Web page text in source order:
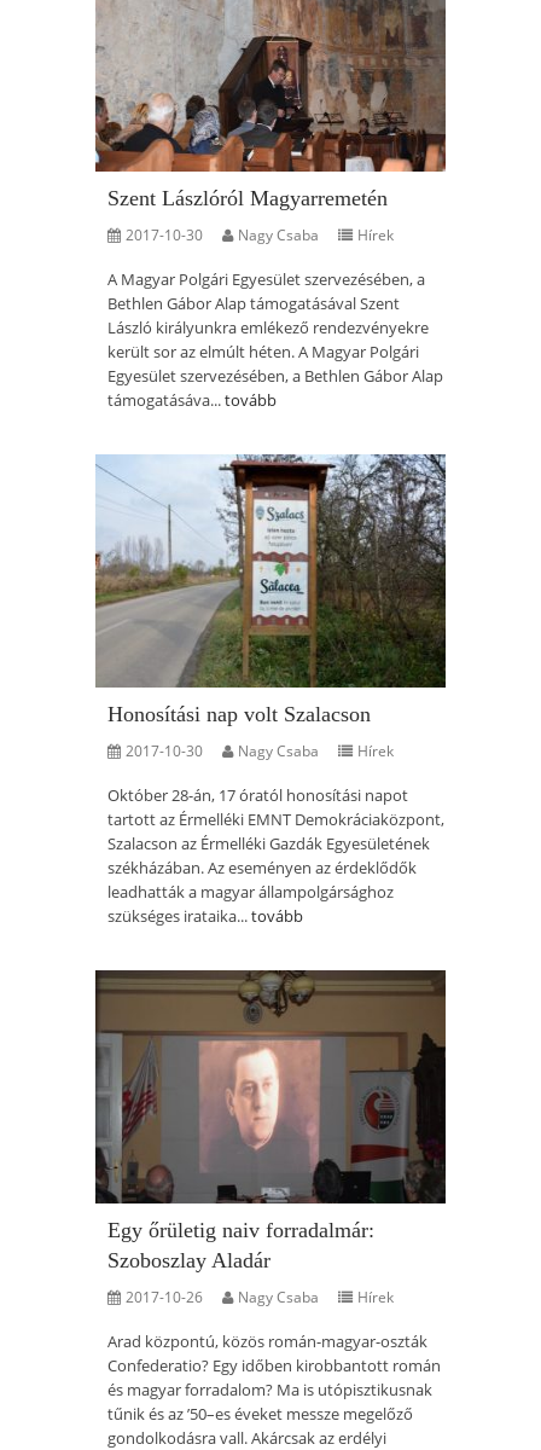
Szent Lászlóról Magyarremetén
2017-10-30 Nagy Csaba Hírek
A Magyar Polgári Egyesület szervezésében, a
Bethlen Gábor Alap támogatásával Szent
László királyunkra emlékező rendezvényekre
került sor az elmúlt héten. A Magyar Polgári
Egyesület szervezésében, a Bethlen Gábor Alap
támogatásáva...tovább
Honosítási nap volt Szalacson
2017-10-30 Nagy Csaba Hírek
Október 28-án, 17 óratól honosítási napot
tartott az Érmelléki EMNT Demokráciaközpont,
Szalacson az Érmelléki Gazdák Egyesületének
székházában. Az eseményen az érdeklődők
leadhatták a magyar állampolgársághoz
szükséges irataika...tovább
Egy őrületig naiv forradalmár:
Szoboszlay Aladár
2017-10-26 Nagy Csaba Hírek
Arad központú, közös román-magyar-oszták
Confederatio? Egy időben kirobbantott román
és magyar forradalom? Ma is utópisztikusnak
tűnik és az ’50–es éveket messze megelőző
gondolkodásra vall. Akárcsak az erdélyi